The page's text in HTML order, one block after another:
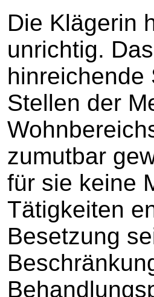
Die Klägerin
unrichtig.
hinreichende
Stellen der
zumutbar
für sie keine
Tätigkeiten
Besetzung